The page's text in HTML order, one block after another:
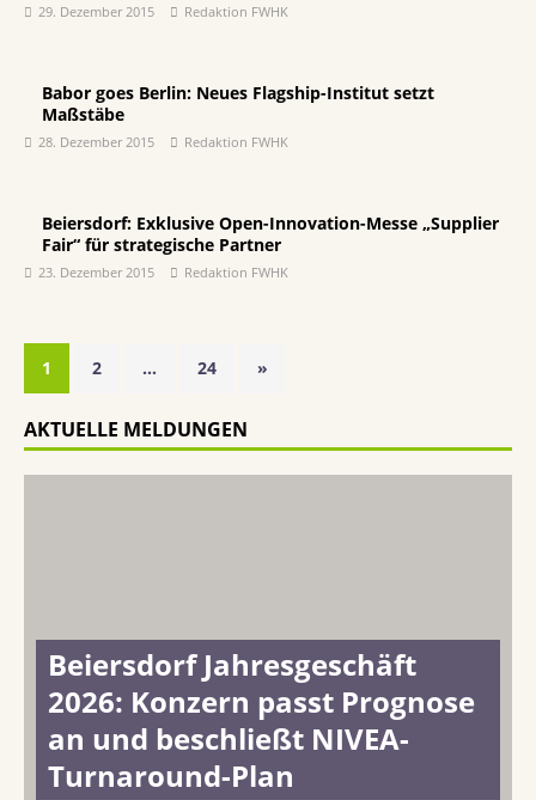
29. Dezember 2015 Redaktion FWHK
Babor goes Berlin: Neues Flagship-Institut setzt
Maßstäbe
28. Dezember 2015 Redaktion FWHK
Beiersdorf: Exklusive Open-Innovation-Messe „Supplier
Fair“ für strategische Partner
23. Dezember 2015 Redaktion FWHK
1 2 … 24 »
AKTUELLE MELDUNGEN
Beiersdorf Jahresgeschäft
2026: Konzern passt Prognose
an und beschließt NIVEA-
Turnaround-Plan